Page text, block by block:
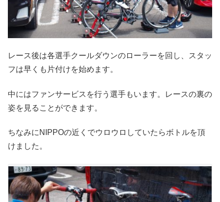
レース後は各選手クールダウンのローラーを回し、スタッ
フは早くも片付けを始めます。
中にはファンサービスを行う選手もいます。レースの裏の
姿を見ることができます。
ちなみにNIPPOの近くでウロウロしていたらボトルを頂
けました。